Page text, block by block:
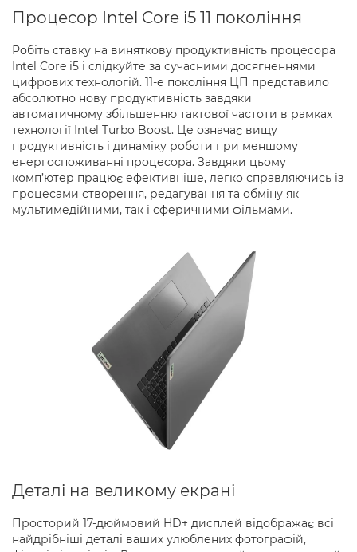
Процесор Intel Core i5 11 покоління
Робіть ставку на виняткову продуктивність процесора
Intel Core i5 і слідкуйте за сучасними досягненнями
цифрових технологій. 11-е покоління ЦП представило
абсолютно нову продуктивність завдяки
автоматичному збільшенню тактової частоти в рамках
технології Intel Turbo Boost. Це означає вищу
продуктивність і динаміку роботи при меншому
енергоспоживанні процесора. Завдяки цьому
комп’ютер працює ефективніше, легко справляючись із
процесами створення, редагування та обміну як
мультимедійними, так і сферичними фільмами.
Деталі на великому екрані
Просторий 17-дюймовий HD+ дисплей відображає всі
найдрібніші деталі ваших улюблених фотографій,